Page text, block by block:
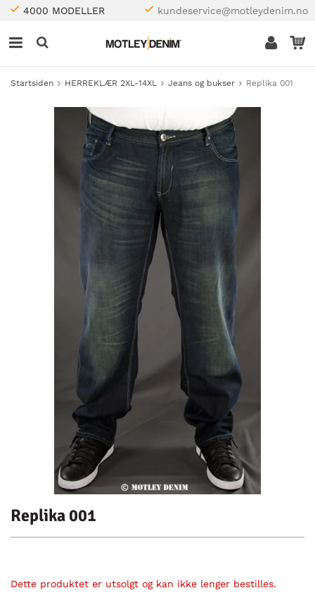
4000 MODELLER kundeservice@motleydenim.no
Startsiden HERREKLÆR 2XL-14XL Jeans og bukser Replika 001
Replika 001
Dette produktet er utsolgt og kan ikke lenger bestilles.